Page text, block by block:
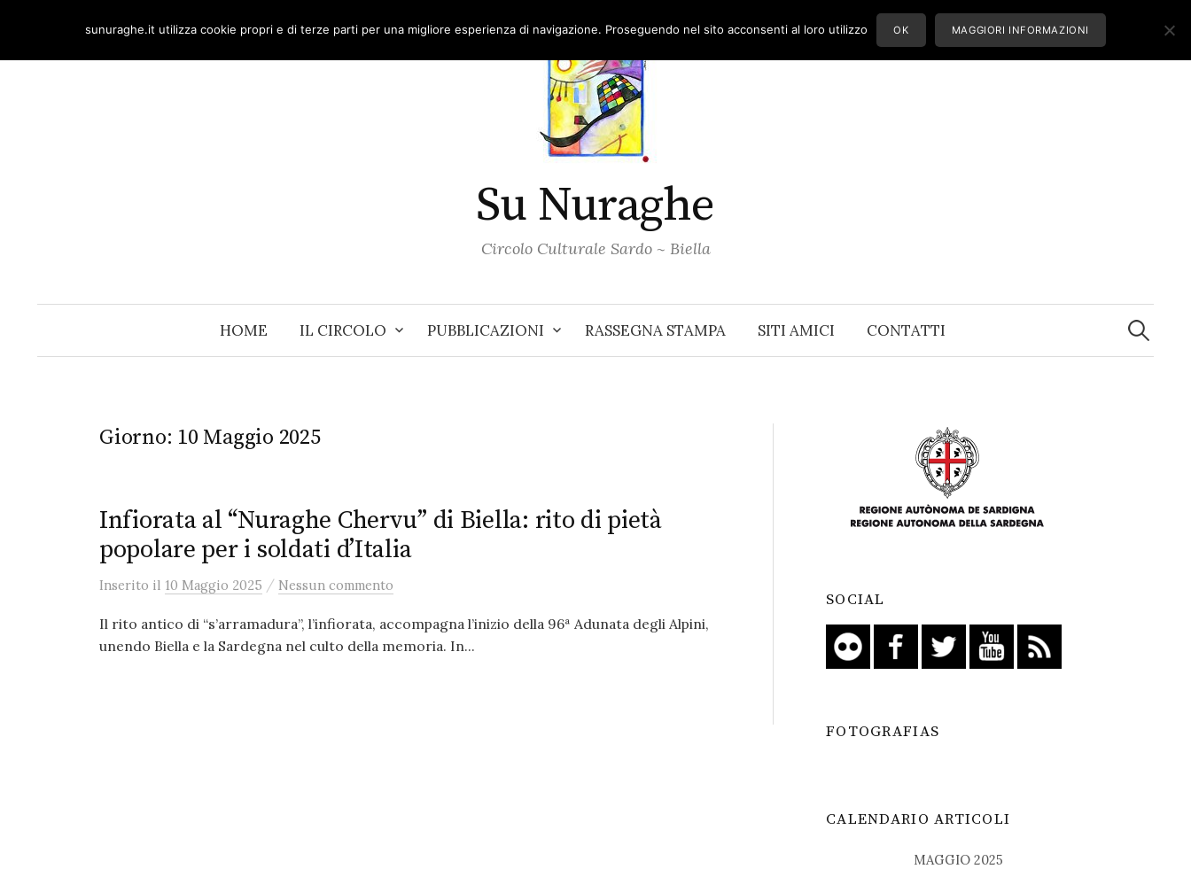
content
Su Nuraghe
Circolo Culturale Sardo ~ Biella
HOME IL CIRCOLO PUBBLICAZIONI RASSEGNA STAMPA SITI AMICI CONTATTI
Ricerca
per:
Giorno: 10 Maggio 2025
Infiorata al “Nuraghe Chervu” di Biella: rito di pietà
popolare per i soldati d’Italia
Inserito il 10 Maggio 2025 / Nessun commento
Il rito antico di “s’arramadura”, l’infiorata, accompagna l’inizio della 96ª Adunata degli Alpini,
unendo Biella e la Sardegna nel culto della memoria. In...
SOCIAL
FOTOGRAFIAS
CALENDARIO ARTICOLI
MAGGIO 2025
sunuraghe.it utilizza cookie propri e di terze parti per una migliore esperienza di navigazione. Proseguendo nel sito acconsenti al loro utilizzo OK MAGGIORI INFORMAZIONI